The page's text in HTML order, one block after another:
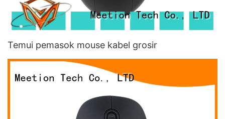
Temui pemasok mouse kabel grosir